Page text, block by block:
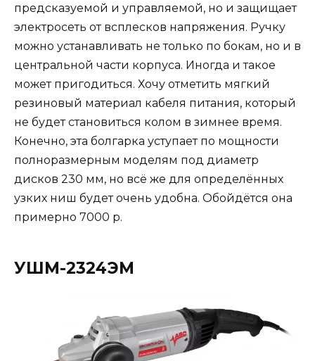
предсказуемой и управляемой, но и защищает
электросеть от всплесков напряжения. Ручку
можно устанавливать не только по бокам, но и в
центральной части корпуса. Иногда и такое
может пригодиться. Хочу отметить мягкий
резиновый материал кабеля питания, который
не будет становиться колом в зимнее время.
Конечно, эта болгарка уступает по мощности
полноразмерным моделям под диаметр
дисков 230 мм, но всё же для определённых
узких ниш будет очень удобна. Обойдётся она
примерно 7000 р.
УШМ-2324ЭМ